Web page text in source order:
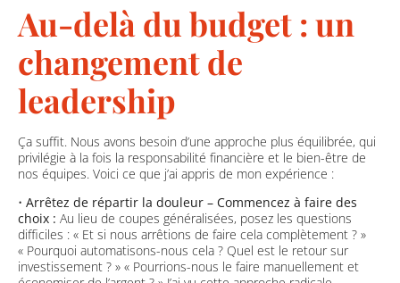
Au-delà du budget : un
changement de
leadership
Ça suffit. Nous avons besoin d’une approche plus équilibrée, qui
privilégie à la fois la responsabilité financière et le bien-être de
nos équipes. Voici ce que j’ai appris de mon expérience :
• Arrêtez de répartir la douleur – Commencez à faire des
choix : Au lieu de coupes généralisées, posez les questions
difficiles : « Et si nous arrêtions de faire cela complètement ? »
« Pourquoi automatisons-nous cela ? Quel est le retour sur
investissement ? » « Pourrions-nous le faire manuellement et